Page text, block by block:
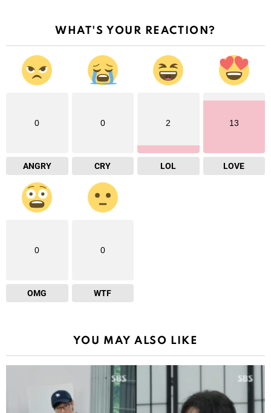
WHAT'S YOUR REACTION?
0
ANGRY
0
CRY
2
LOL
13
LOVE
0
OMG
0
WTF
YOU MAY ALSO LIKE